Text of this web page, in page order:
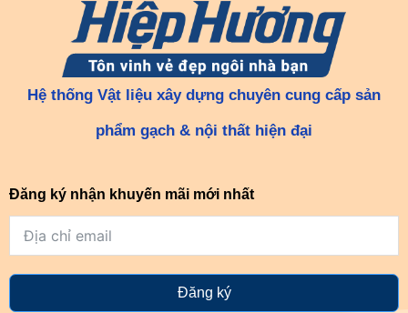
Hệ thống Vật liệu xây dựng chuyên cung cấp sản
phẩm gạch & nội thất hiện đại
Đăng ký nhận khuyến mãi mới nhất
Đăng ký